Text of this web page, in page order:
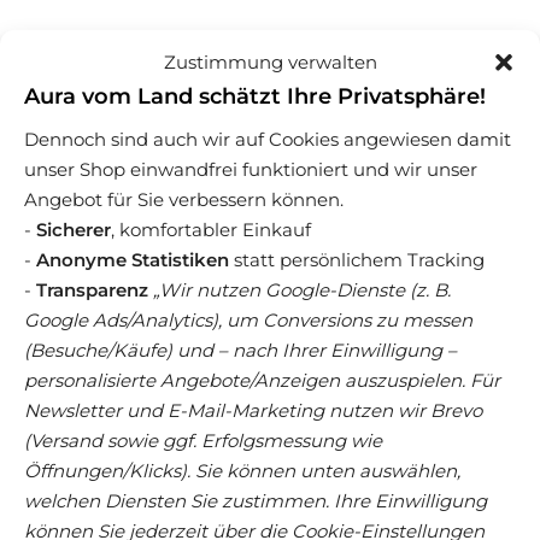
Zustimmung verwalten
Aura vom Land schätzt Ihre Privatsphäre!
Dennoch sind auch wir auf Cookies angewiesen damit
unser Shop einwandfrei funktioniert und wir unser
Angebot für Sie verbessern können.
- Sicherer, komfortabler Einkauf
- Anonyme Statistiken statt persönlichem Tracking
- Transparenz „Wir nutzen Google-Dienste (z. B.
Google Ads/Analytics), um Conversions zu messen
(Besuche/Käufe) und – nach Ihrer Einwilligung –
personalisierte Angebote/Anzeigen auszuspielen. Für
Newsletter und E-Mail-Marketing nutzen wir Brevo
(Versand sowie ggf. Erfolgsmessung wie
Öffnungen/Klicks). Sie können unten auswählen,
welchen Diensten Sie zustimmen. Ihre Einwilligung
können Sie jederzeit über die Cookie-Einstellungen
Weitere spannende
Produkte